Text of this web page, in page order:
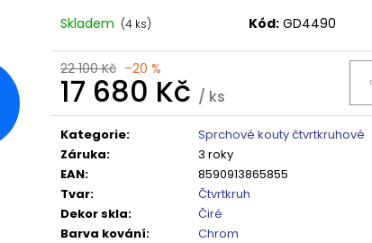
Skladem (4 ks) Kód: GD4490
22 100 Kč –20 %
17 680 Kč / ks
Měrná
cena:
Kategorie:
Sprchové kouty čtvrtkruhové
Záruka:
3 roky
EAN:
8590913865855
Tvar:
Čtvrtkruh
Dekor skla:
Čiré
Barva kování:
Chrom
16 792 Kč